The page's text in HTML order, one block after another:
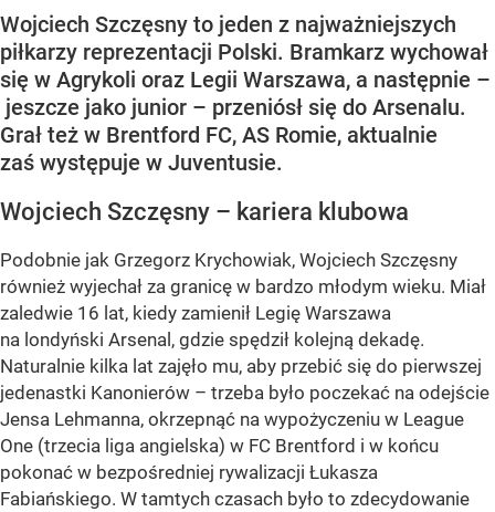
Wojciech Szczęsny to jeden z najważniejszych
piłkarzy reprezentacji Polski. Bramkarz wychował
się w Agrykoli oraz Legii Warszawa, a następnie –
jeszcze jako junior – przeniósł się do Arsenalu.
Grał też w Brentford FC, AS Romie, aktualnie
zaś występuje w Juventusie.
Wojciech Szczęsny – kariera klubowa
Podobnie jak Grzegorz Krychowiak, Wojciech Szczęsny
również wyjechał za granicę w bardzo młodym wieku. Miał
zaledwie 16 lat, kiedy zamienił Legię Warszawa
na londyński Arsenal, gdzie spędził kolejną dekadę.
Naturalnie kilka lat zajęło mu, aby przebić się do pierwszej
jedenastki Kanonierów – trzeba było poczekać na odejście
Jensa Lehmanna, okrzepnąć na wypożyczeniu w League
One (trzecia liga angielska) w FC Brentford i w końcu
pokonać w bezpośredniej rywalizacji Łukasza
Fabiańskiego. W tamtych czasach było to zdecydowanie